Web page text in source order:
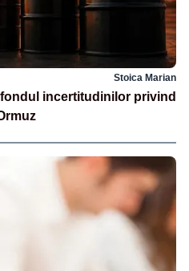
Stoica Marian
incertitudinilor privind